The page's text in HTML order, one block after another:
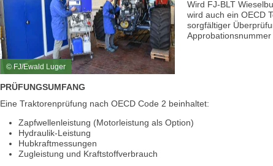
© FJ/Ewald Luger
Wird FJ-BLT
wird auch ein OECD
sorgfältiger
PRÜFUNGSUMFANG
Eine Traktorenprüfung nach OECD Code 2 beinhaltet:
Zapfwellenleistung (Motorleistung als Option)
Hydraulik-Leistung
Hubkraftmessungen
Zugleistung und Kraftstoffverbrauch